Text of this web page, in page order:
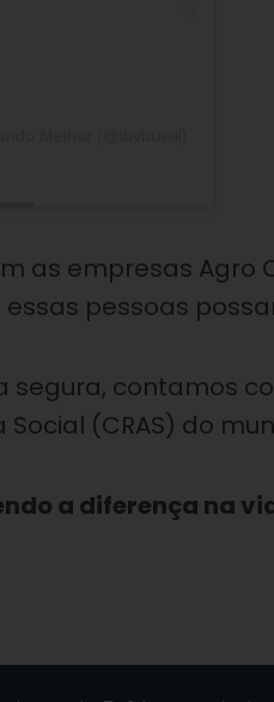
as empresas Agro
pessoas
segura, contamos
(CRAS) do
a diferença na